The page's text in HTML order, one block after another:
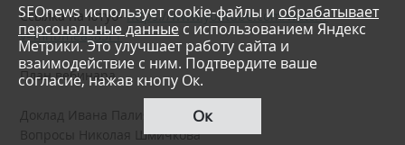
Ссылка на ютуб-https://www.youtube.com/watch?
v=mnbmeas85FY
План вебинара
Доклад Ивана Палия
Вопросы Николая Шмичкова
SEOnews использует cookie-файлы и обрабатывает
персональные данныес использованием Яндекс
Метрики. Это улучшает работу сайта и
взаимодействие с ним. Подтвердите ваше
согласие, нажав кнопу Ок.
Ок